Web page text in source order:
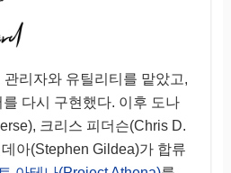
리자와 유틸리티를 맡았고,
다시 구현했다. 이후 도나
크리스 피더슨(Chris D.
아(Stephen Gildea)가 합류